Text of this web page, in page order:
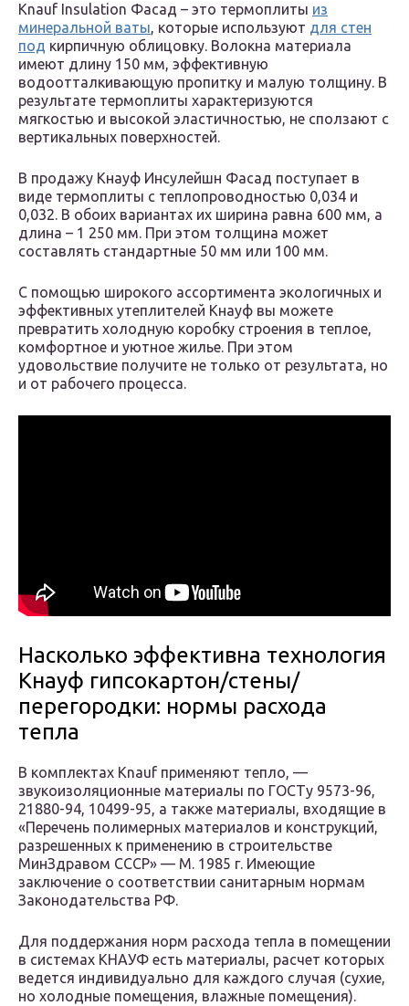
Knauf Insulation Фасад – это термоплиты из
минеральной ваты, которые используют для стен
под кирпичную облицовку. Волокна материала
имеют длину 150 мм, эффективную
водоотталкивающую пропитку и малую толщину. В
результате термоплиты характеризуются
мягкостью и высокой эластичностью, не сползают с
вертикальных поверхностей.
В продажу Кнауф Инсулейшн Фасад поступает в
виде термоплиты с теплопроводностью 0,034 и
0,032. В обоих вариантах их ширина равна 600 мм, а
длина – 1 250 мм. При этом толщина может
составлять стандартные 50 мм или 100 мм.
С помощью широкого ассортимента экологичных и
эффективных утеплителей Кнауф вы можете
превратить холодную коробку строения в теплое,
комфортное и уютное жилье. При этом
удовольствие получите не только от результата, но
и от рабочего процесса.
Насколько эффективна технология
Кнауф гипсокартон/стены/
перегородки: нормы расхода
тепла
В комплектах Knauf применяют тепло, —
звукоизоляционные материалы по ГОСТу 9573-96,
21880-94, 10499-95, а также материалы, входящие в
«Перечень полимерных материалов и конструкций,
разрешенных к применению в строительстве
МинЗдравом СССР» — М. 1985 г. Имеющие
заключение о соответствии санитарным нормам
Законодательства РФ.
Для поддержания норм расхода тепла в помещении
в системах КНАУФ есть материалы, расчет которых
ведется индивидуально для каждого случая (сухие,
но холодные помещения, влажные помещения).